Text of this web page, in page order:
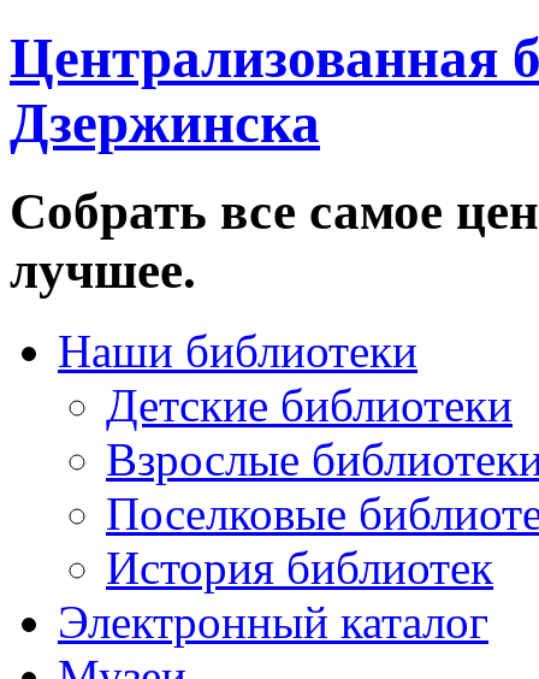
Централизованная
Дзержинска
Собрать все самое
лучшее.
Наши библиотеки
Детские библиотеки
Взрослые
Поселковые
История библиотек
Электронный каталог